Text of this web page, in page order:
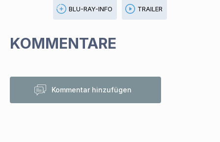
BLU-RAY-INFO TRAILER
KOMMENTARE
Kommentar hinzufügen